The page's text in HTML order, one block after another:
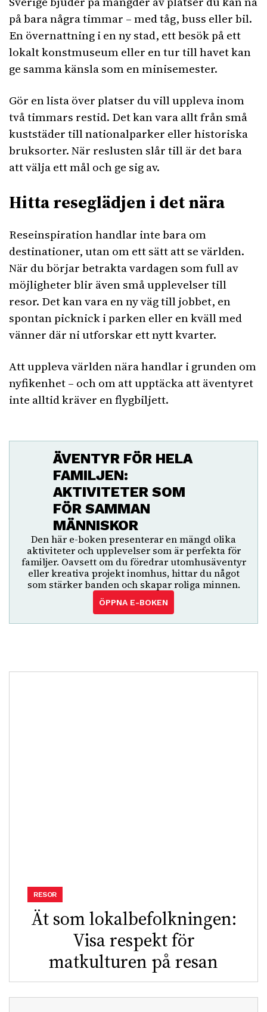
på bara några timmar – med tåg, buss eller bil.
En övernattning i en ny stad, ett besök på ett
lokalt konstmuseum eller en tur till havet kan
ge samma känsla som en minisemester.
Gör en lista över platser du vill uppleva inom
två timmars restid. Det kan vara allt från små
kuststäder till nationalparker eller historiska
bruksorter. När reslusten slår till är det bara
att välja ett mål och ge sig av.
Hitta reseglädjen i det nära
Reseinspiration handlar inte bara om
destinationer, utan om ett sätt att se världen.
När du börjar betrakta vardagen som full av
möjligheter blir även små upplevelser till
resor. Det kan vara en ny väg till jobbet, en
spontan picknick i parken eller en kväll med
vänner där ni utforskar ett nytt kvarter.
Att uppleva världen nära handlar i grunden om
nyfikenhet – och om att upptäcka att äventyret
inte alltid kräver en flygbiljett.
ÄVENTYR FÖR HELA
FAMILJEN:
AKTIVITETER SOM
FÖR SAMMAN
MÄNNISKOR
Den här e-boken presenterar en mängd olika
aktiviteter och upplevelser som är perfekta för
familjer. Oavsett om du föredrar utomhusäventyr
eller kreativa projekt inomhus, hittar du något
som stärker banden och skapar roliga minnen.
ÖPPNA E-BOKEN
Ät som lokalbefolkningen:
Visa respekt för
matkulturen på resan
RESOR